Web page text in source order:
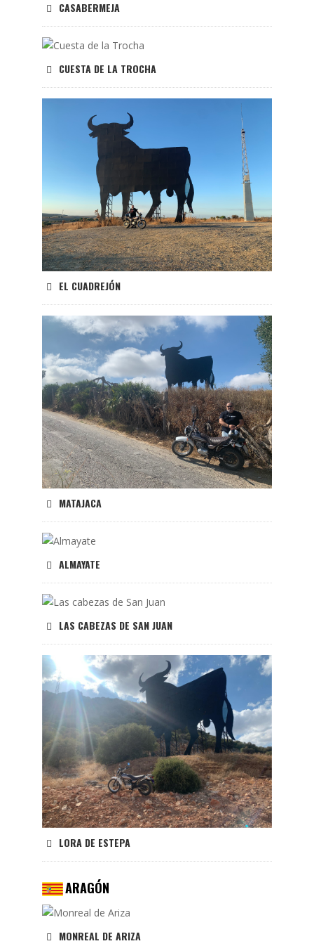
CASABERMEJA
CUESTA DE LA TROCHA
EL CUADREJÓN
MATAJACA
ALMAYATE
LAS CABEZAS DE SAN JUAN
LORA DE ESTEPA
ARAGÓN
MONREAL DE ARIZA